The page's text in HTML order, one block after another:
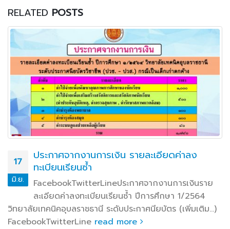
RELATED POSTS
17
มิ.ย.
ประกาศจากงานการเงิน รายละเอียดค่าลง
ทะเบียนเรียนซ้ำ
FacebookTwitterLineประกาศจากงานการเงินราย
ละเอียดค่าลงทะเบียนเรียนซ้ำ ปีการศึกษา 1/2564
วิทยาลัยเทคนิคอุบลราชธานี ระดับประกาศนียบัตร (เพิ่มเติม…)
FacebookTwitterLine read more